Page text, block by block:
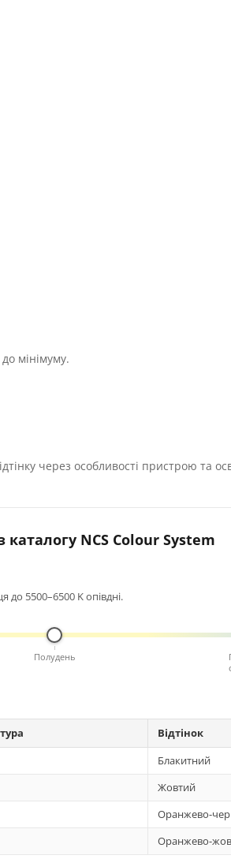
мінімуму.
через особливості пристрою та
каталогу NCS Colour System
до 5500–6500 K опівдні.
Полудень
Відтінок
Блакитний
Жовтий
Оранжево-
Оранжево-